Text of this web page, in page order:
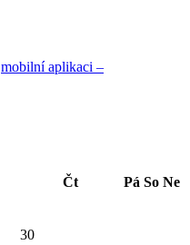
mobilní aplikaci –
Čt Pá So Ne
30